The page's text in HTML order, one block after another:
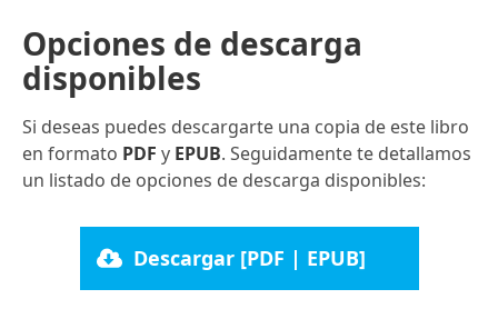
Opciones de descarga
disponibles
Si deseas puedes descargarte una copia de este libro
en formato PDF y EPUB. Seguidamente te detallamos
un listado de opciones de descarga disponibles:
Descargar [PDF | EPUB]